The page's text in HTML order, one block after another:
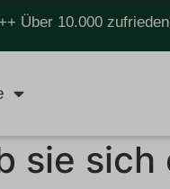
Über 10.000
sie